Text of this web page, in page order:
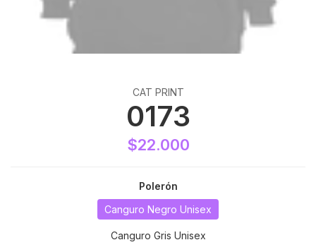
CAT PRINT
0173
$22.000
Polerón
Canguro Negro Unisex
Canguro Gris Unisex